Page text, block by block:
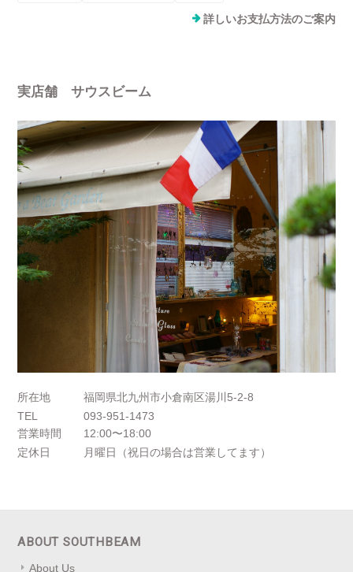
詳しいお支払方法のご案内
実店舗 サウスビーム
所在地
福岡県北九州市小倉南区湯川5-2-8
TEL
093-951-1473
営業時間
12:00〜18:00
定休日
月曜日（祝日の場合は営業してます）
ABOUT SOUTHBEAM
About Us